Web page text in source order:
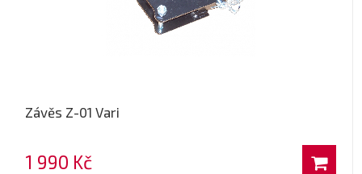
Závěs Z-01 Vari
1 990 Kč